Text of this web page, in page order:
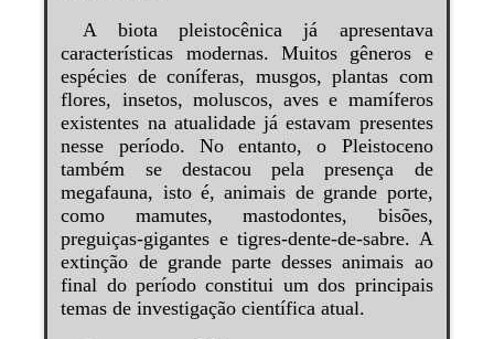
A biota pleistocênica já apresentava
características modernas. Muitos gêneros e
espécies de coníferas, musgos, plantas com
flores, insetos, moluscos, aves e mamíferos
existentes na atualidade já estavam presentes
nesse período. No entanto, o Pleistoceno
também se destacou pela presença de
megafauna, isto é, animais de grande porte,
como mamutes, mastodontes, bisões,
preguiças-gigantes e tigres-dente-de-sabre. A
extinção de grande parte desses animais ao
final do período constitui um dos principais
temas de investigação científica atual.